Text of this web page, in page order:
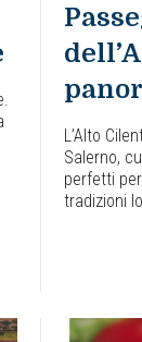
L’Alto
Salerno,
perfetti
tradizioni